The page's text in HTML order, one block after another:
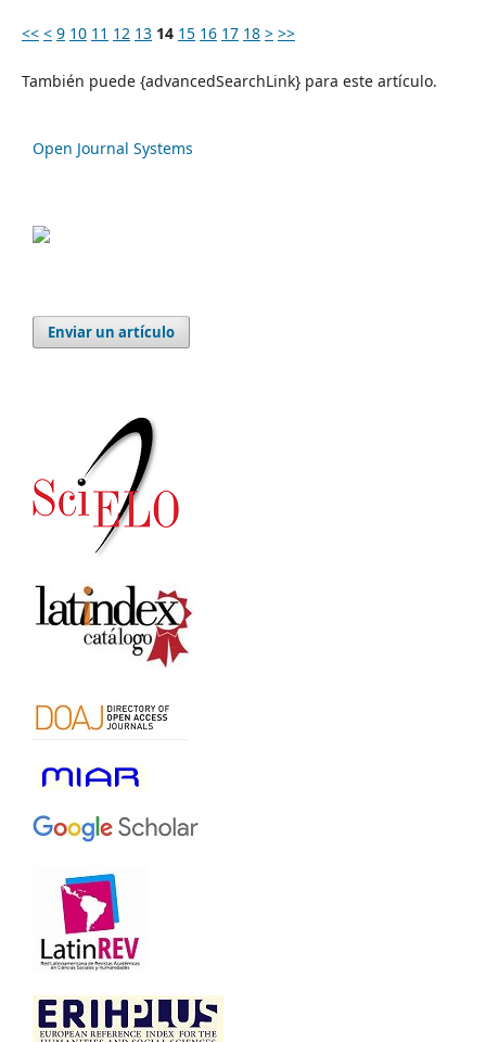
<< < 9 10 11 12 13 14 15 16 17 18 > >>
También puede {advancedSearchLink} para este artículo.
Open Journal Systems
Enviar un artículo